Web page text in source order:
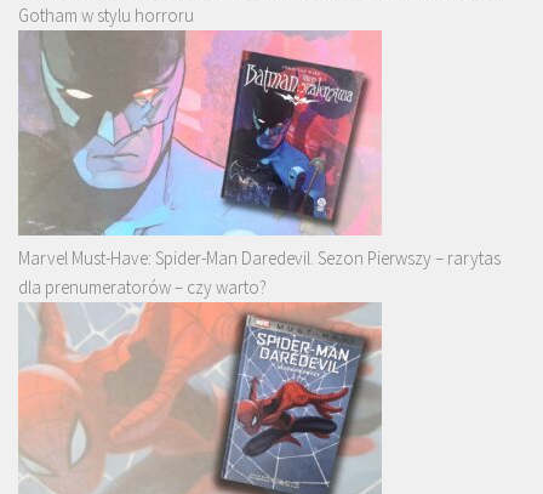
Gotham w stylu horroru
Marvel Must-Have: Spider-Man Daredevil. Sezon Pierwszy – rarytas
dla prenumeratorów – czy warto?